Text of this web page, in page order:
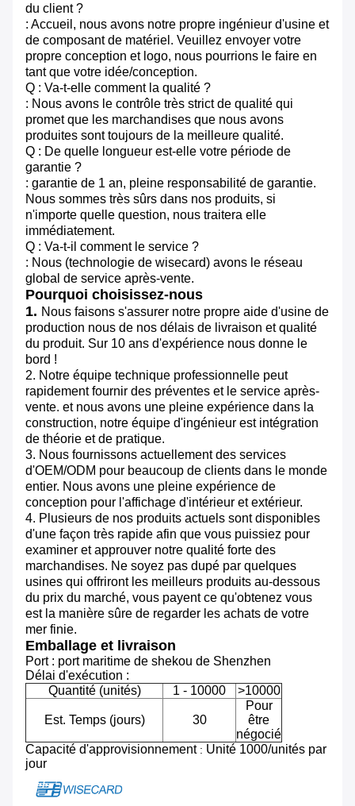
du client ?
: Accueil, nous avons notre propre ingénieur d'usine et
de composant de matériel. Veuillez envoyer votre
propre conception et logo, nous pourrions le faire en
tant que votre idée/conception.
Q : Va-t-elle comment la qualité ?
: Nous avons le contrôle très strict de qualité qui
promet que les marchandises que nous avons
produites sont toujours de la meilleure qualité.
Q : De quelle longueur est-elle votre période de
garantie ?
: garantie de 1 an, pleine responsabilité de garantie.
Nous sommes très sûrs dans nos produits, si
n'importe quelle question, nous traitera elle
immédiatement.
Q : Va-t-il comment le service ?
: Nous (technologie de wisecard) avons le réseau
global de service après-vente.
Pourquoi choisissez-nous
1. Nous faisons s'assurer notre propre aide d'usine de
production nous de nos délais de livraison et qualité
du produit. Sur 10 ans d'expérience nous donne le
bord !
2. Notre équipe technique professionnelle peut
rapidement fournir des préventes et le service après-
vente. et nous avons une pleine expérience dans la
construction, notre équipe d'ingénieur est intégration
de théorie et de pratique.
3. Nous fournissons actuellement des services
d'OEM/ODM pour beaucoup de clients dans le monde
entier. Nous avons une pleine expérience de
conception pour l'affichage d'intérieur et extérieur.
4. Plusieurs de nos produits actuels sont disponibles
d'une façon très rapide afin que vous puissiez pour
examiner et approuver notre qualité forte des
marchandises. Ne soyez pas dupé par quelques
usines qui offriront les meilleurs produits au-dessous
du prix du marché, vous payent ce qu'obtenez vous
est la manière sûre de regarder les achats de votre
mer finie.
Emballage et livraison
Port : port maritime de shekou de Shenzhen
Délai d'exécution :
Quantité (unités)
1 - 10000 >10000
Est. Temps (jours) 30
Pour
être
négocié
Capacité d'approvisionnement: Unité 1000/unités par
jour